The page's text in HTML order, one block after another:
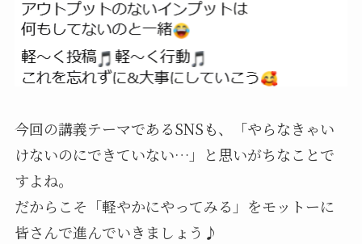
今回の講義テーマであるSNSも、「やらなきゃい
けないのにできていない…」と思いがちなことで
すよね。
だからこそ「軽やかにやってみる」をモットーに
皆さんで進んでいきましょう♪